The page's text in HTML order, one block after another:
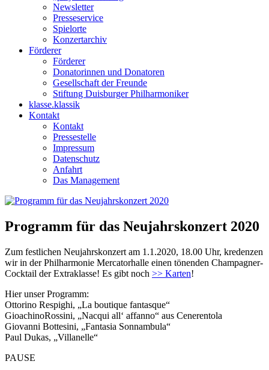
Newsletter
Presseservice
Spielorte
Konzertarchiv
Förderer
Förderer
Donatorinnen und Donatoren
Gesellschaft der Freunde
Stiftung Duisburger Philharmoniker
klasse.klassik
Kontakt
Kontakt
Pressestelle
Impressum
Datenschutz
Anfahrt
Das Management
Programm für das Neujahrskonzert 2020
Zum festlichen Neujahrskonzert am 1.1.2020, 18.00 Uhr, kredenzen
wir in der Philharmonie Mercatorhalle einen tönenden Champagner-
Cocktail der Extraklasse! Es gibt noch >> Karten!
Hier unser Programm:
Ottorino Respighi, „La boutique fantasque“
GioachinoRossini, „Nacqui all‘ affanno“ aus Cenerentola
Giovanni Bottesini, „Fantasia Sonnambula“
Paul Dukas, „Villanelle“
PAUSE